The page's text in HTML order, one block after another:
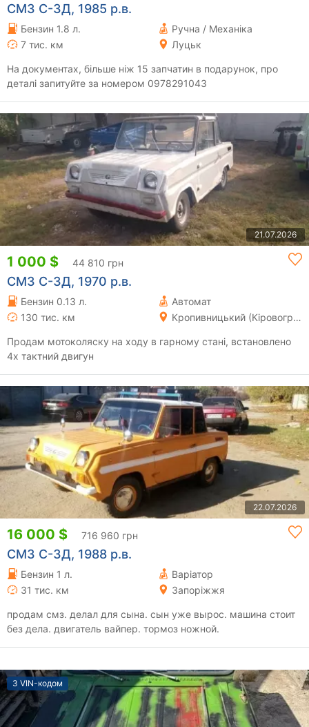
СМЗ С-3Д, 1985 р.в.
Бензин 1.8 л.
Ручна / Механіка
7 тис. км
Луцьк
На документах, більше ніж 15 запчатин в подарунок, про
деталі запитуйте за номером 0978291043
21.07.2026
1 000 $ 44 810 грн
СМЗ С-3Д, 1970 р.в.
Бензин 0.13 л.
Автомат
130 тис. км
Кропивницький (Кіровоград)
Продам мотоколяску на ходу в гарному стані, встановлено
4х тактний двигун
22.07.2026
16 000 $ 716 960 грн
СМЗ С-3Д, 1988 р.в.
Бензин 1 л.
Варіатор
31 тис. км
Запоріжжя
продам смз. делал для сына. сын уже вырос. машина стоит
без дела. двигатель вайпер. тормоз ножной.
З VIN-кодом